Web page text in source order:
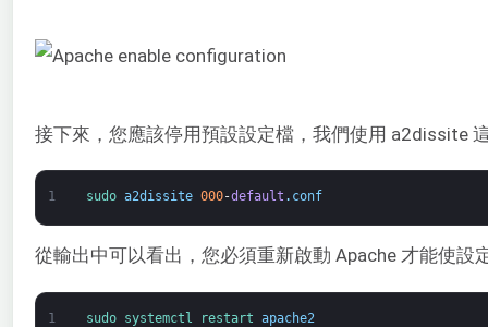
接下來，您應該停用預設設定檔，我們使用 a2dissite
1 sudo a2dissite 000-default . conf
從輸出中可以看出，您必須重新啟動 Apache 才能使設
1 sudo systemctl restart apache2